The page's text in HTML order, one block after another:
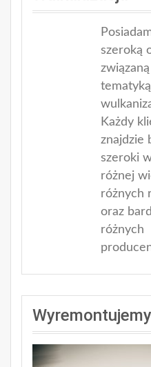
szeroką
tematyką
Każdy
znajdzie
szeroki
różnej
różnych
oraz
różnych